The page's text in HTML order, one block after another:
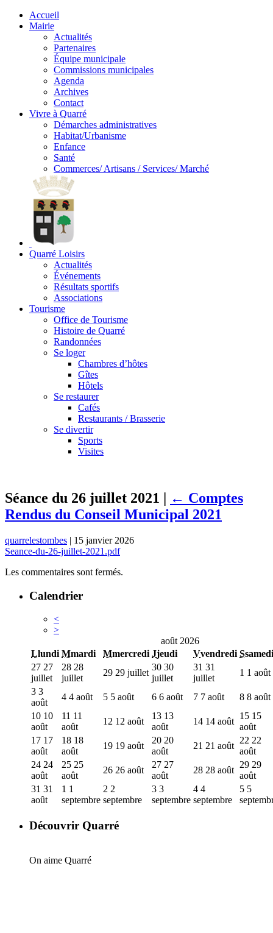
Accueil
Mairie
Actualités
Partenaires
Équipe municipale
Commissions municipales
Agenda
Archives
Contact
Vivre à Quarré
Démarches administratives
Habitat/Urbanisme
Enfance
Santé
Commerces/ Artisans / Services/ Marché
Quarré Loisirs
Actualités
Événements
Résultats sportifs
Associations
Tourisme
Office de Tourisme
Histoire de Quarré
Randonnées
Se loger
Chambres d’hôtes
Gîtes
Hôtels
Se restaurer
Cafés
Restaurants / Brasserie
Se divertir
Sports
Visites
Séance du 26 juillet 2021 | ← Comptes
Rendus du Conseil Municipal 2021
quarrelestombes | 15 janvier 2026
Seance-du-26-juillet-2021.pdf
Les commentaires sont fermés.
Calendrier
<
>
août 2026
Llundi Mmardi Mmercredi Jjeudi Vvendredi Ssamedi
27 27
juillet
28 28
juillet
29 29 juillet
30 30
juillet
31 31
juillet
1 1 août
3 3
août
4 4 août 5 5 août 6 6 août 7 7 août 8 8 août
10 10
août
11 11
août
12 12 août
13 13
août
14 14 août
15 15
août
17 17
août
18 18
août
19 19 août
20 20
août
21 21 août
22 22
août
24 24
août
25 25
août
26 26 août
27 27
août
28 28 août
29 29
août
31 31
août
1 1
septembre
2 2
septembre
3 3
septembre
4 4
septembre
5 5
Découvrir Quarré
On aime Quarré